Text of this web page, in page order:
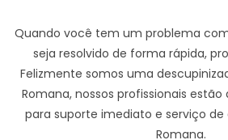
Quando você tem um problema
seja resolvido de forma rápida,
Felizmente somos uma
Romana, nossos profissionais estão
para suporte imediato e serviço de
Romana.